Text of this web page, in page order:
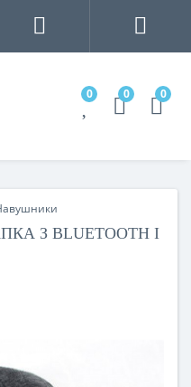
0 0 0
З BLUETOOTH І